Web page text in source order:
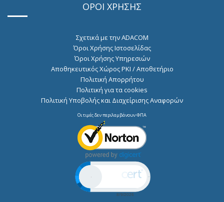
ΟΡΟΙ ΧΡΗΣΗΣ
Σχετικά με την ADACOM
Όροι Χρήσης Ιστοσελίδας
Όροι Χρήσης Υπηρεσιών
Αποθηκευτικός Χώρος PKI / Αποθετήριο
Πολιτική Απορρήτου
Πολιτική για τα cookies
Πολιτική Υποβολής και Διαχείρισης Αναφορών
Οι τιμές δεν περιλαμβάνουν ΦΠΑ
Click to open certificate verification